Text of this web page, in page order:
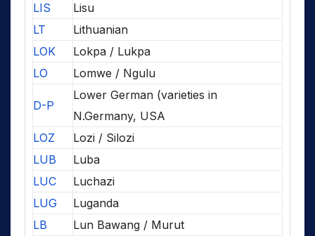
LIS
Lisu
LT
Lithuanian
LOK
Lokpa / Lukpa
LO
Lomwe / Ngulu
D-P
Lower German (varieties in
N.Germany, USA
LOZ
Lozi / Silozi
LUB
Luba
LUC
Luchazi
LUG
Luganda
LB
Lun Bawang / Murut